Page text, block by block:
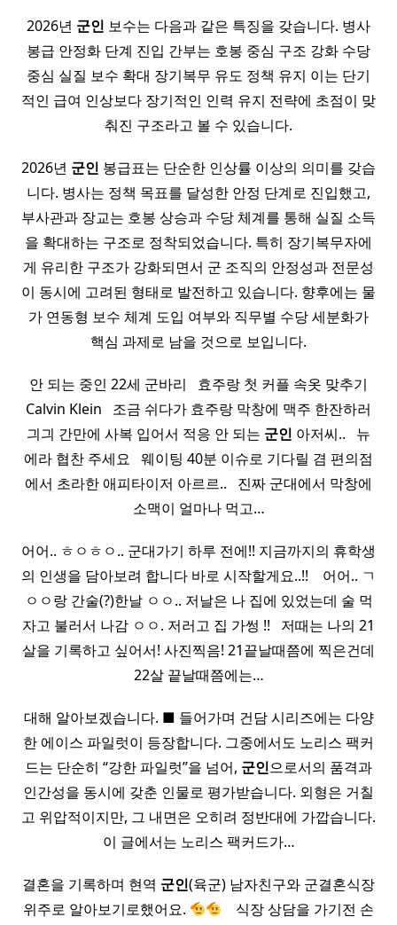
2026년 군인 보수는 다음과 같은 특징을 갖습니다. 병사
봉급 안정화 단계 진입 간부는 호봉 중심 구조 강화 수당
중심 실질 보수 확대 장기복무 유도 정책 유지 이는 단기
적인 급여 인상보다 장기적인 인력 유지 전략에 초점이 맞
춰진 구조라고 볼 수 있습니다.
2026년 군인 봉급표는 단순한 인상률 이상의 의미를 갖습
니다. 병사는 정책 목표를 달성한 안정 단계로 진입했고,
부사관과 장교는 호봉 상승과 수당 체계를 통해 실질 소득
을 확대하는 구조로 정착되었습니다. 특히 장기복무자에
게 유리한 구조가 강화되면서 군 조직의 안정성과 전문성
이 동시에 고려된 형태로 발전하고 있습니다. 향후에는 물
가 연동형 보수 체계 도입 여부와 직무별 수당 세분화가
핵심 과제로 남을 것으로 보입니다.
안 되는 중인 22세 군바리 ​ ​ 효주랑 첫 커플 속옷 맞추기
Calvin Klein ​ ​ 조금 쉬다가 효주랑 막창에 맥주 한잔하러
긔긔 간만에 사복 입어서 적응 안 되는 군인 아저씨.. ​ ​ 뉴
에라 협찬 주세요 ​ ​ 웨이팅 40분 이슈로 기다릴 겸 편의점
에서 초라한 애피타이저 아르르.. ​ ​ 진짜 군대에서 막창에
소맥이 얼마나 먹고…
어어.. ㅎㅇㅎㅇ.. 군대가기 하루 전에!! 지금까지의 휴학생
의 인생을 담아보려 합니다 바로 시작할게요..!! ​ ​ ​ 어어.. ㄱ
ㅇㅇ랑 간술(?)한날 ㅇㅇ.. 저날은 나 집에 있었는데 술 먹
자고 불러서 나감 ㅇㅇ. 저러고 집 가썽 !! ​ ​ 저때는 나의 21
살을 기록하고 싶어서! 사진찍음! 21끝날때쯤에 찍은건데
22살 끝날때쯤에는…
대해 알아보겠습니다. ■ 들어가며 건담 시리즈에는 다양
한 에이스 파일럿이 등장합니다. 그중에서도 노리스 팩커
드는 단순히 “강한 파일럿”을 넘어, 군인으로서의 품격과
인간성을 동시에 갖춘 인물로 평가받습니다. 외형은 거칠
고 위압적이지만, 그 내면은 오히려 정반대에 가깝습니다.
이 글에서는 노리스 팩커드가…
결혼을 기록하며 현역 군인(육군) 남자친구와 군결혼식장
위주로 알아보기로했어요.
​ ​ ​ 식장 상담을 가기전 손